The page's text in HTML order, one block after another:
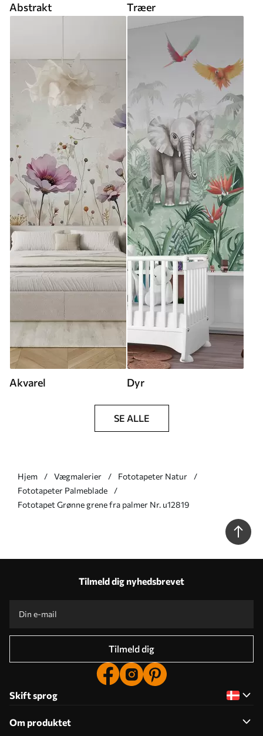
Abstrakt Træer
Akvarel Dyr
SE ALLE
Hjem Vægmalerier
Fototapeter Natur
Fototapeter Palmeblade
Fototapet Grønne grene fra palmer Nr. u12819
Tilmeld dig nyhedsbrevet
Tilmeld dig
Skift sprog
Om produktet